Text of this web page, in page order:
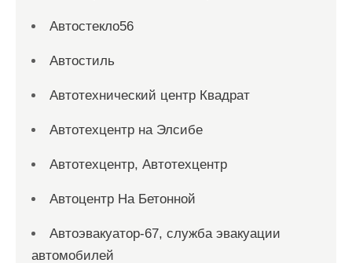
Автостекло56
Автостиль
Автотехнический центр Квадрат
Автотехцентр на Элсибе
Автотехцентр, Автотехцентр
Автоцентр На Бетонной
Автоэвакуатор-67, служба эвакуации
автомобилей